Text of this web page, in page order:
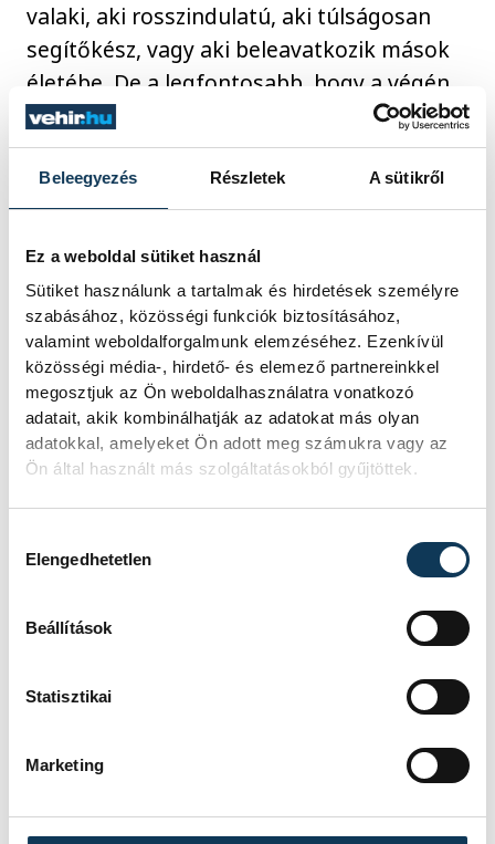
Beleegyezés Részletek A sütikről
Ez a weboldal sütiket használ
Sütiket használunk a tartalmak és hirdetések személyre
szabásához, közösségi funkciók biztosításához,
valamint weboldalforgalmunk elemzéséhez. Ezenkívül
közösségi média-, hirdető- és elemező partnereinkkel
megosztjuk az Ön weboldalhasználatra vonatkozó
adatait, akik kombinálhatják az adatokat más olyan
adatokkal, amelyeket Ön adott meg számukra vagy az
Ön által használt más szolgáltatásokból gyűjtöttek.
Elengedhetetlen
Beállítások
Statisztikai
Marketing
valaki, aki rosszindulatú, aki túlságosan
segítőkész, vagy aki beleavatkozik mások
életébe. De a legfontosabb, hogy a végén
ezek a lények mégis képesek együvé
tartozni, és mindennek ellenére együtt
lenni.”
rendezés során, így felelt:
azért kezdtem el anno a színházzal
tanulmányozásáról szól. Ennek sosincs
színészekkel dolgozhassak, az még mindig